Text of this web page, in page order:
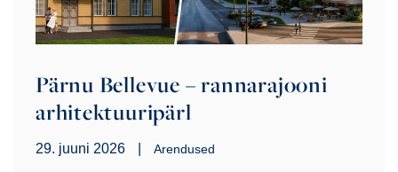
Pärnu Bellevue – rannarajooni
arhitektuuripärl
29. juuni 2026 Arendused